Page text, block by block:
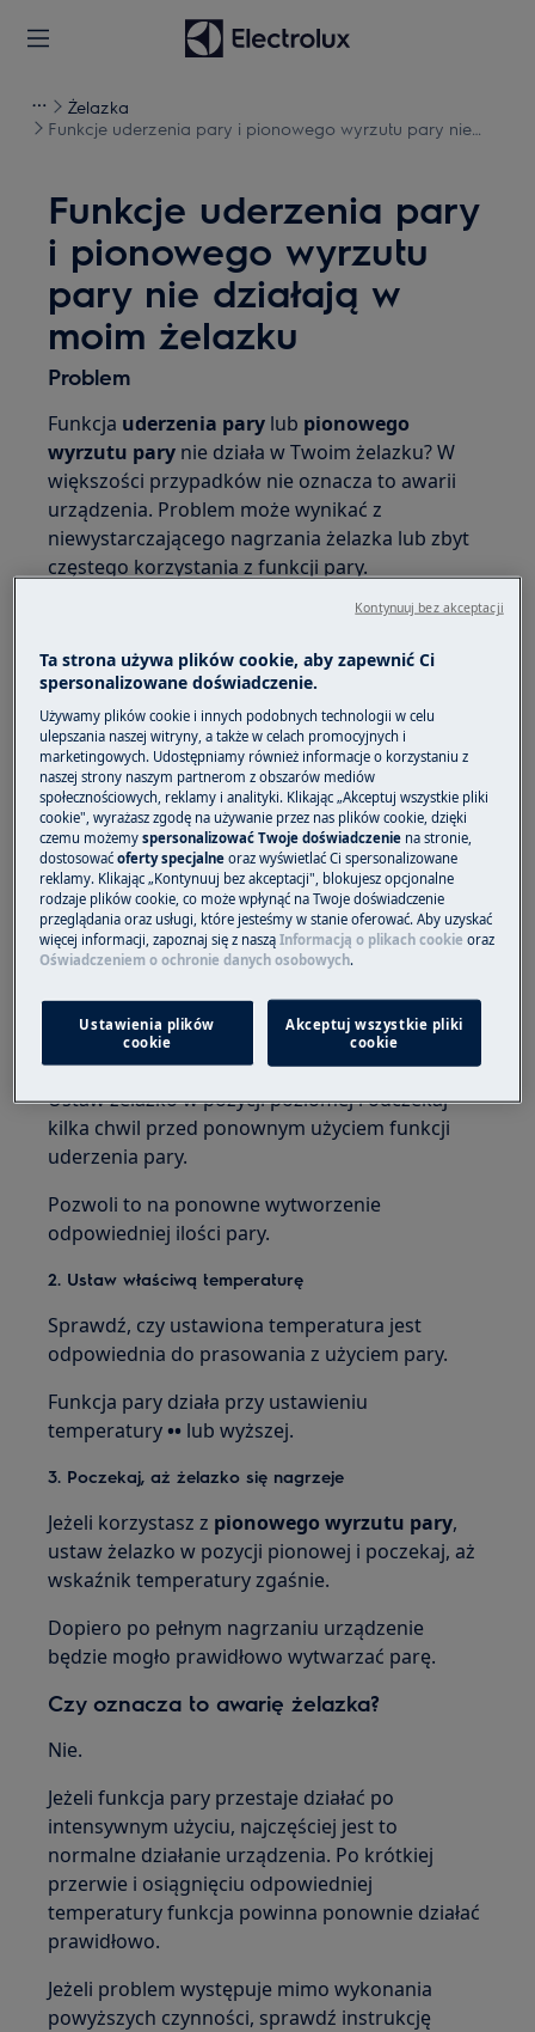
Żelazka
Funkcje uderzenia pary i pionowego wyrzutu pary nie
Funkcje uderzenia pary
i pionowego wyrzutu
pary nie działają w
moim żelazku
Problem
Funkcja uderzenia pary lub pionowego
wyrzutu pary nie działa w Twoim żelazku? W
większości przypadków nie oznacza to awarii
urządzenia. Problem może wynikać z
niewystarczającego nagrzania żelazka lub zbyt
częstego korzystania z funkcji pary.
Żelazka parowe
Rozwiązanie
Dlaczego żelazko nie wytwarza pary?
Najczęstsze przyczyny to:
funkcja uderzenia pary została użyta
wielokrotnie w krótkim czasie,
żelazko nie osiągnęło jeszcze odpowiedniej
temperatury.
Co zrobić, gdy uderzenie pary nie działa?
1. Odczekaj chwilę
Ustaw żelazko w pozycji poziomej i odczekaj
kilka chwil przed ponownym użyciem funkcji
uderzenia pary.
Pozwoli to na ponowne wytworzenie
odpowiedniej ilości pary.
2. Ustaw właściwą temperaturę
Sprawdź, czy ustawiona temperatura jest
odpowiednia do prasowania z użyciem pary.
Funkcja pary działa przy ustawieniu
temperatury•• lub wyższej.
3. Poczekaj, aż żelazko się nagrzeje
Jeżeli korzystasz z pionowego wyrzutu pary,
ustaw żelazko w pozycji pionowej i poczekaj, aż
wskaźnik temperatury zgaśnie.
Dopiero po pełnym nagrzaniu urządzenie
będzie mogło prawidłowo wytwarzać parę.
Czy oznacza to awarię żelazka?
Nie.
Jeżeli funkcja pary przestaje działać po
intensywnym użyciu, najczęściej jest to
normalne działanie urządzenia. Po krótkiej
przerwie i osiągnięciu odpowiedniej
temperatury funkcja powinna ponownie działać
prawidłowo.
Jeżeli problem występuje mimo wykonania
powyższych czynności, sprawdź instrukcję
Ta strona używa plików cookie, aby zapewnić Ci
spersonalizowane doświadczenie.
Używamy plików cookie i innych podobnych technologii w celu
ulepszania naszej witryny, a także w celach promocyjnych i
marketingowych. Udostępniamy również informacje o korzystaniu z
naszej strony naszym partnerom z obszarów mediów
społecznościowych, reklamy i analityki. Klikając „Akceptuj wszystkie pliki
cookie", wyrażasz zgodę na używanie przez nas plików cookie, dzięki
czemu możemyspersonalizować Twoje doświadczenie na stronie,
dostosowaćoferty specjalne oraz wyświetlać Ci spersonalizowane
reklamy. Klikając „Kontynuuj bez akceptacji", blokujesz opcjonalne
rodzaje plików cookie, co może wpłynąć na Twoje doświadczenie
przeglądania oraz usługi, które jesteśmy w stanie oferować. Aby uzyskać
więcej informacji, zapoznaj się z nasząInformacją o plikach cookie oraz
Oświadczeniem o ochronie danych osobowych.
Ustawienia plików
cookie
Akceptuj wszystkie pliki
cookie
Kontynuuj bez akceptacji